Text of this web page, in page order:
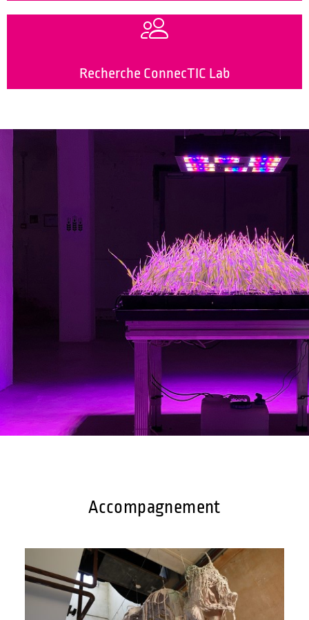
Recherche ConnecTIC Lab
Accompagnement